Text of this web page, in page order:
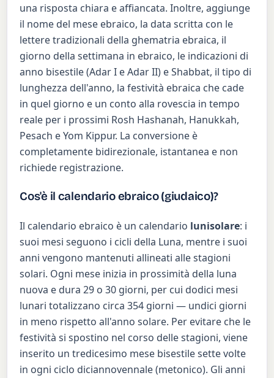
una risposta chiara e affiancata. Inoltre, aggiunge
il nome del mese ebraico, la data scritta con le
lettere tradizionali della ghematria ebraica, il
giorno della settimana in ebraico, le indicazioni di
anno bisestile (Adar I e Adar II) e Shabbat, il tipo di
lunghezza dell'anno, la festività ebraica che cade
in quel giorno e un conto alla rovescia in tempo
reale per i prossimi Rosh Hashanah, Hanukkah,
Pesach e Yom Kippur. La conversione è
completamente bidirezionale, istantanea e non
richiede registrazione.
Cos'è il calendario ebraico (giudaico)?
Il calendario ebraico è un calendario lunisolare: i
suoi mesi seguono i cicli della Luna, mentre i suoi
anni vengono mantenuti allineati alle stagioni
solari. Ogni mese inizia in prossimità della luna
nuova e dura 29 o 30 giorni, per cui dodici mesi
lunari totalizzano circa 354 giorni — undici giorni
in meno rispetto all'anno solare. Per evitare che le
festività si spostino nel corso delle stagioni, viene
inserito un tredicesimo mese bisestile sette volte
in ogni ciclo diciannovennale (metonico). Gli anni